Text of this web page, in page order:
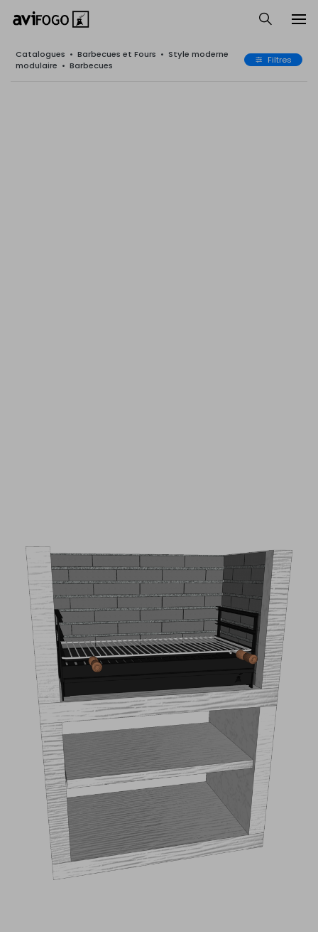
Catalogues • Barbecues et Fours • Style moderne
modulaire • Barbecues Filtres